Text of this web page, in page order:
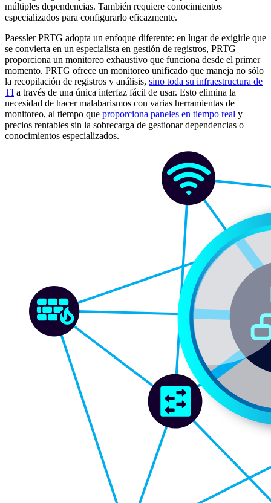
múltiples dependencias. También requiere conocimientos
especializados para configurarlo eficazmente.
Paessler PRTG adopta un enfoque diferente: en lugar de exigirle que
se convierta en un especialista en gestión de registros, PRTG
proporciona un monitoreo exhaustivo que funciona desde el primer
momento. PRTG ofrece un monitoreo unificado que maneja no sólo
la recopilación de registros y análisis, sino toda su infraestructura de
TI a través de una única interfaz fácil de usar. Esto elimina la
necesidad de hacer malabarismos con varias herramientas de
monitoreo, al tiempo que proporciona paneles en tiempo real y
precios rentables sin la sobrecarga de gestionar dependencias o
conocimientos especializados.